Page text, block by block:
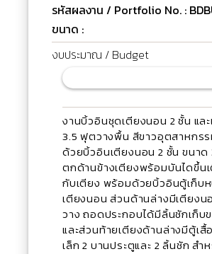
รหัสผลงาน / Portfolio No. :
ขนาด :
งบประมาณ / Budget
งานบิ้วอินชุดเตียงนอน 2 ชั้น แล
3.5 ฟุตวางพื้น สีขาวอุตสาหกร
ด้วยบิ้วอินเตียงนอน 2 ชั้น ขนา
ตกด้านข้างเตียงพร้อมบันไดขึ้น
กับเตียง พร้อมด้วยบิ้วอินตู้เก็บ
เตียงนอน ส่วนด้านล่างมีเตียงน
วาง ถอดประกอบได้มีลิ้นชักเก็บ
และส่วนท้ายเตียงด้านล่างมีตู้เสื้
เล็ก 2 บานประตูและ 2 ลิ้นชัก สำ